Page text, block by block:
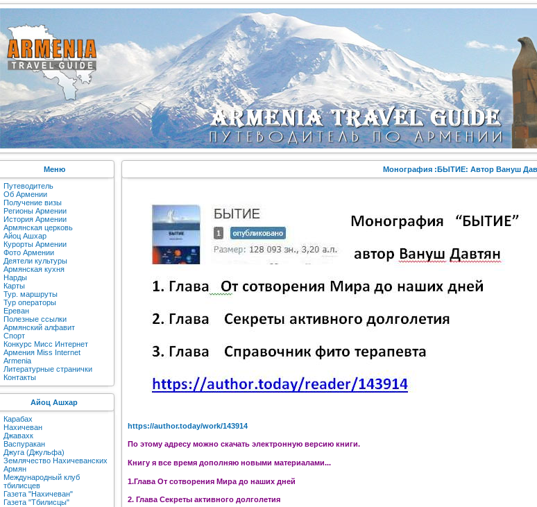
Меню
Путеводитель
Об Армении
Получение визы
Регионы Армении
История Армении
Армянская церковь
Айоц Ашхар
Курорты Армении
Фото Армении
Деятели культуры
Армянская кухня
Нарды
Карты
Тур. маршруты
Тур операторы
Ереван
Полезные ссылки
Армянский алфавит
Спорт
Конкурс Мисс Интернет
Армения Miss Internet
Armenia
Литературные странички
Контакты
Айоц Ашхар
Карабах
Нахичеван
Джавахк
Васпуракан
Джуга (Джульфа)
Землячество Нахичеванских
Армян
Международный клуб
тбилисцев
Газета "Нахичеван"
Газета "Тбилисцы"
Монография :БЫТИЕ: Автор Вануш
https://author.today/work/143914
По этому адресу можно скачать электронную версию книги.
Книгу я все время дополняю новыми материалами...
1.Глава От сотворения Мира до наших дней
2. Глава Секреты активного долголетия